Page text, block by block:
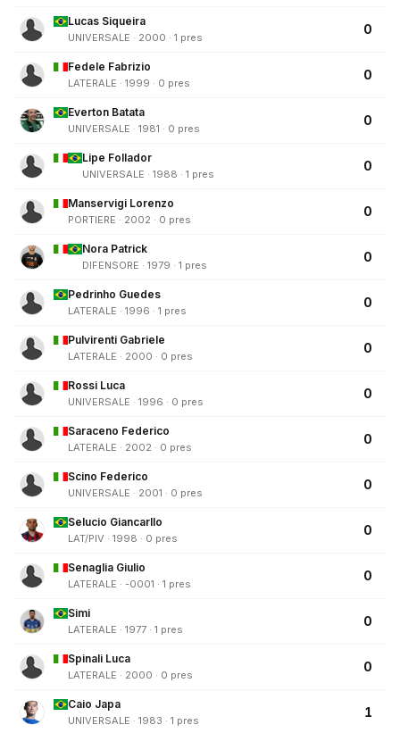
Lucas Siqueira
UNIVERSALE · 2000 · 1 pres
0
Fedele Fabrizio
LATERALE · 1999 · 0 pres
0
Everton Batata
UNIVERSALE · 1981 · 0 pres
0
Lipe Follador
UNIVERSALE · 1988 · 1 pres
0
Manservigi Lorenzo
PORTIERE · 2002 · 0 pres
0
Nora Patrick
DIFENSORE · 1979 · 1 pres
0
Pedrinho Guedes
LATERALE · 1996 · 1 pres
0
Pulvirenti Gabriele
LATERALE · 2000 · 0 pres
0
Rossi Luca
UNIVERSALE · 1996 · 0 pres
0
Saraceno Federico
LATERALE · 2002 · 0 pres
0
Scino Federico
UNIVERSALE · 2001 · 0 pres
0
Selucio Giancarllo
LAT/PIV · 1998 · 0 pres
0
Senaglia Giulio
LATERALE · -0001 · 1 pres
0
Simi
LATERALE · 1977 · 1 pres
0
Spinali Luca
LATERALE · 2000 · 0 pres
0
Caio Japa
UNIVERSALE · 1983 · 1 pres
1